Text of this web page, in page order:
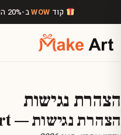
דלג לתוכן הראשי קוד WOWב-20% הנחה • משלוח חינם מעל
הצהרת נגישות
הצהרת נגישות — Make Art